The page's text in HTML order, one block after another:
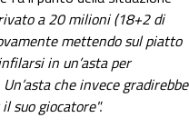
a 20 milioni (18+2 di
mettendo sul piatto
in un’asta per
che invece gradirebbe
suo giocatore".